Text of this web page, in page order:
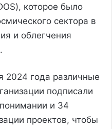
которое было
сектора в
и облегчения
2024 года различные
подписали
и 34
проектов, чтобы